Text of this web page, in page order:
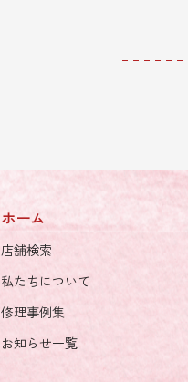
ホーム
店舗検索
私たちについて
修理事例集
お知らせ一覧